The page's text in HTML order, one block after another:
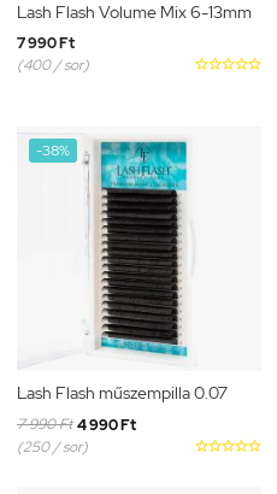
Lash Flash Volume Mix 6-13mm

7 990 Ft
(400 / sor)
-38%
Lash Flash műszempilla 0.07

7 990 Ft 4 990 Ft
(250 / sor)